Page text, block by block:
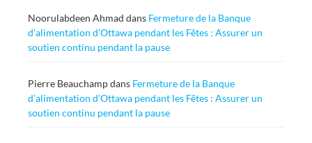
Noorulabdeen Ahmad dans Fermeture de la Banque
d’alimentation d’Ottawa pendant les Fêtes : Assurer un
soutien continu pendant la pause
Pierre Beauchampdans Fermeture de la Banque
d’alimentation d’Ottawa pendant les Fêtes : Assurer un
soutien continu pendant la pause